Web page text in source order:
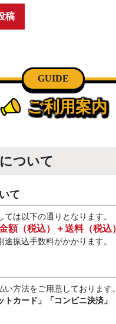
稿
GUIDE
ご利用案内
ついて
て
は以下の通りとなります。
額（税込）＋送料（税込）
途振込手数料がかかります。
方法をご用意しております。
トカード」「コンビニ決済」